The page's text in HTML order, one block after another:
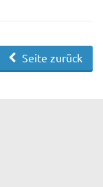
Seite zurück